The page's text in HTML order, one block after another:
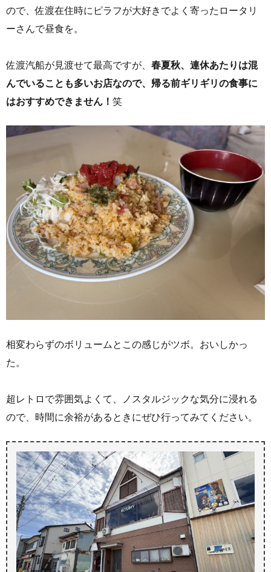
ので、佐渡在住時にピラフが大好きでよく寄ったロータリ
ーさんで昼食を。
​佐渡汽船が見渡せて最高ですが、 春夏秋、連休あたりは混
んでいることも多いお店なので、帰る前ギリギリの食事に
はおすすめできません！ 笑
相変わらずのボリュームとこの感じがツボ。おいしかっ
た。
超レトロで雰囲気よくて、ノスタルジックな気分に浸れる
ので、時間に余裕があるときにぜひ行ってみてください。